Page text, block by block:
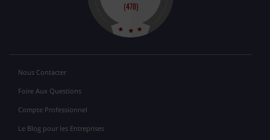
Nous Contacter
Foire Aux Questions
Compte Professionnel
Le Blog pour les Entreprises